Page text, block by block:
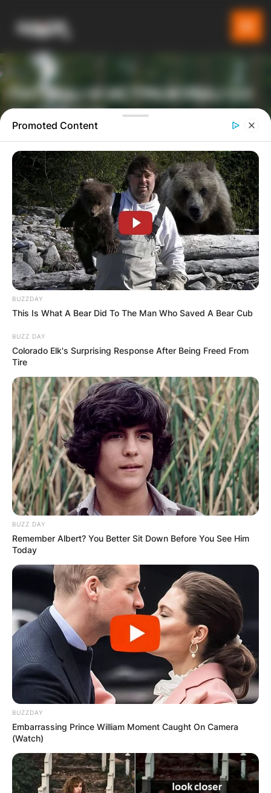
ПАТУВАЈ И ИСТРАЖУВАЈ СО
GLADIATOR
ТУРИСТИЧКА ПЛАТФОРМА
Барај
КАТЕГОРИИ
Пронајдете го тоа што ве интересира
најмногу
Апартмани Вили
Promoted Content
BUZZDAY
This Is What A Bear Did To The Man Who Saved A Bear Cub
BUZZ DAY
Colorado Elk's Surprising Response After Being Freed From
Tire
BUZZ DAY
Remember Albert? You Better Sit Down Before You See Him
Today
BUZZDAY
Embarrassing Prince William Moment Caught On Camera
(Watch)